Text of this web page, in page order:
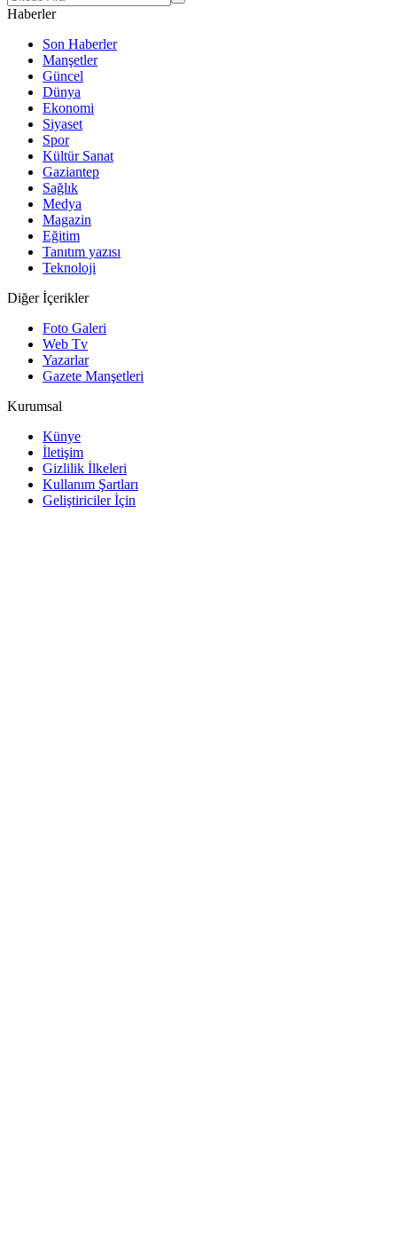
Haberler
Son Haberler
Manşetler
Güncel
Dünya
Ekonomi
Siyaset
Spor
Kültür Sanat
Gaziantep
Sağlık
Medya
Magazin
Eğitim
Tanıtım yazısı
Teknoloji
Diğer İçerikler
Foto Galeri
Web Tv
Yazarlar
Gazete Manşetleri
Kurumsal
Künye
İletişim
Gizlilik İlkeleri
Kullanım Şartları
Geliştiriciler İçin